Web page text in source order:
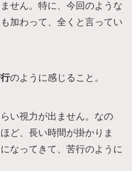
せん。特に、今回のような
加わって、全くと言ってい
のように感じること。
い視力が出ません。なの
ど、長い時間が掛かりま
なってきて、苦行のように